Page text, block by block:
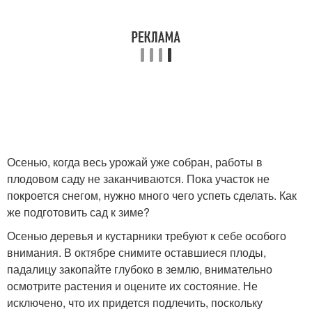
подвое
Яблони на
плодоношение
Яблони против
грызунов
Яблони от грызунов
Осенью, когда весь урожай уже собран, работы в
плодовом саду не заканчиваются. Пока участок не
покроется снегом, нужно много чего успеть сделать. Как
же подготовить сад к зиме?
Осенью деревья и кустарники требуют к себе особого
внимания. В октябре снимите оставшиеся плоды,
падалицу закопайте глубоко в землю, внимательно
осмотрите растения и оцените их состояние. Не
исключено, что их придется подлечить, поскольку